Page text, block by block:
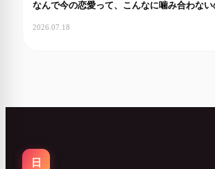
なんで今の恋愛って、こんなに噛み合わない
2026.07.18
日